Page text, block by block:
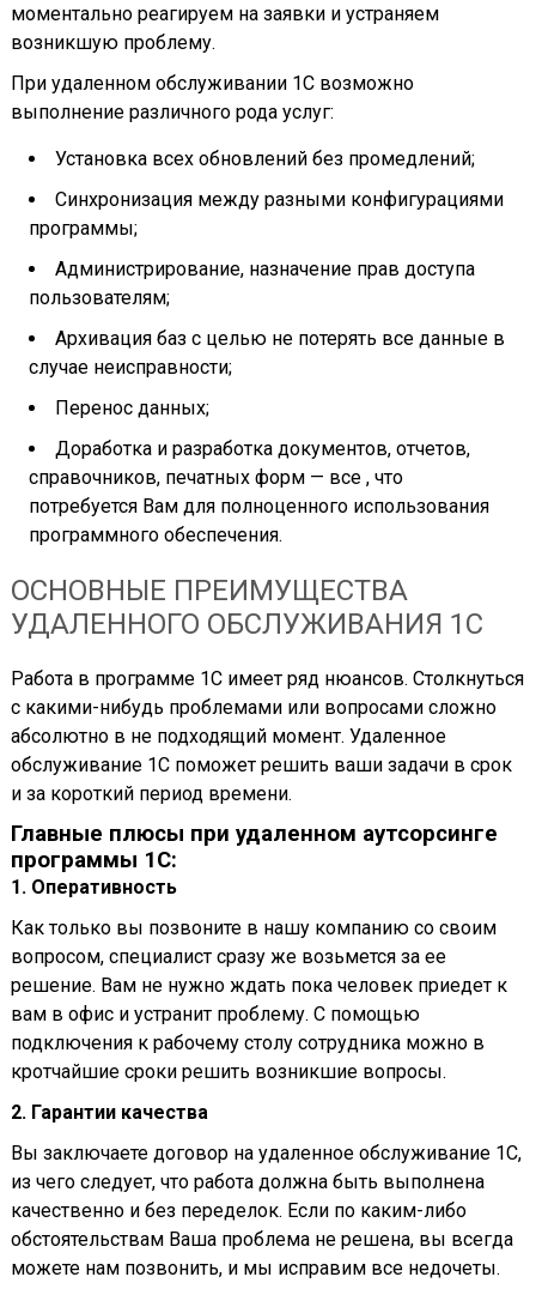
моментально реагируем на заявки и устраняем
возникшую проблему.
При удаленном обслуживании 1С возможно
выполнение различного рода услуг:
Установка всех обновлений без промедлений;
Синхронизация между разными конфигурациями
программы;
Администрирование, назначение прав доступа
пользователям;
Архивация баз с целью не потерять все данные в
случае неисправности;
Перенос данных;
Доработка и разработка документов, отчетов,
справочников, печатных форм — все , что
потребуется Вам для полноценного использования
программного обеспечения.
ОСНОВНЫЕ ПРЕИМУЩЕСТВА
УДАЛЕННОГО ОБСЛУЖИВАНИЯ 1С
Работа в программе 1С имеет ряд нюансов. Столкнуться
с какими-нибудь проблемами или вопросами сложно
абсолютно в не подходящий момент. Удаленное
обслуживание 1С поможет решить ваши задачи в срок
и за короткий период времени.
Главные плюсы при удаленном аутсорсинге
программы 1С:
1. Оперативность
Как только вы позвоните в нашу компанию со своим
вопросом, специалист сразу же возьмется за ее
решение. Вам не нужно ждать пока человек приедет к
вам в офис и устранит проблему. С помощью
подключения к рабочему столу сотрудника можно в
кротчайшие сроки решить возникшие вопросы.
2. Гарантии качества
Вы заключаете договор на удаленное обслуживание 1С,
из чего следует, что работа должна быть выполнена
качественно и без переделок. Если по каким-либо
обстоятельствам Ваша проблема не решена, вы всегда
можете нам позвонить, и мы исправим все недочеты.